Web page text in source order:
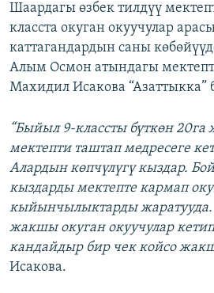
Шаардагы өзбек тилдүү
класста окуган окуучулар
каттагандардын саны
Алым Осмон атындагы
Махидил Исакова “Азаттыкка”
“Быйыл 9-классты бүткөн
мектепти таштап медресеге
Алардын көпчүлүгү кыздар.
кыздарды мектепте кармап
кыйынчылыктарды
жакшы окуган окуучулар
кандайдыр бир чек койсо
Исакова.